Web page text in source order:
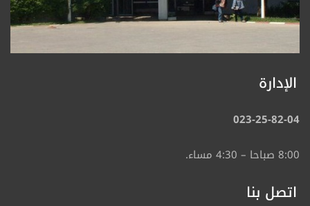
الإدارة
023-25-82-04
8:00 صباحا – 4:30 مساء.
اتصل بنا